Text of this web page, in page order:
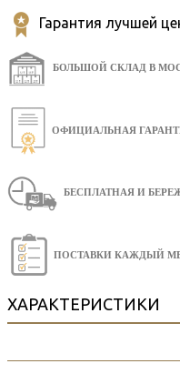
Гарантия лучшей
БОЛЬШОЙ СКЛАД В
ОФИЦИАЛЬНАЯ
БЕСПЛАТНАЯ И
ПОСТАВКИ КАЖДЫЙ
ХАРАКТЕРИСТИКИ